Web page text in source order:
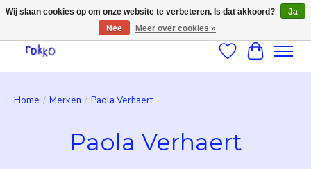
Verlanglijst
Home / Merken / Paola Verhaert
Paola Verhaert
Wij slaan cookies op om onze website te verbeteren. Is dat akkoord?
Ja
Nee
Meer over cookies »